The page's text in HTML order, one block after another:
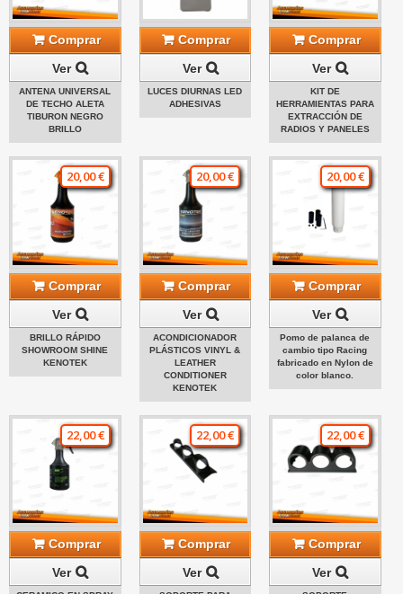
Comprar
Ver
ANTENA UNIVERSAL
DE TECHO ALETA
TIBURON NEGRO
BRILLO
Comprar
Ver
LUCES DIURNAS LED
ADHESIVAS
Comprar
Ver
KIT DE
HERRAMIENTAS PARA
EXTRACCIÓN DE
RADIOS Y PANELES
20,00 €
Comprar
Ver
BRILLO RÁPIDO
SHOWROOM SHINE
KENOTEK
20,00 €
Comprar
Ver
ACONDICIONADOR
PLÁSTICOS VINYL &
LEATHER
CONDITIONER
KENOTEK
20,00 €
Comprar
Ver
Pomo de palanca de
cambio tipo Racing
fabricado en Nylon de
color blanco.
22,00 €
Comprar
Ver
22,00 €
Comprar
Ver
22,00 €
Comprar
Ver